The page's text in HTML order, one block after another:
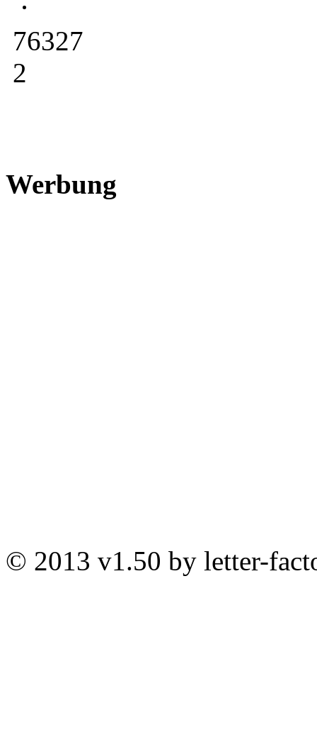
76327
2
Werbung
© 2013 v1.50 by letter-